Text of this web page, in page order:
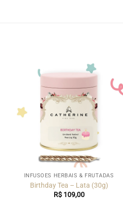
INFUSÕES HERBAIS & FRUTADAS
Birthday Tea – Lata (30g)
R$109,00